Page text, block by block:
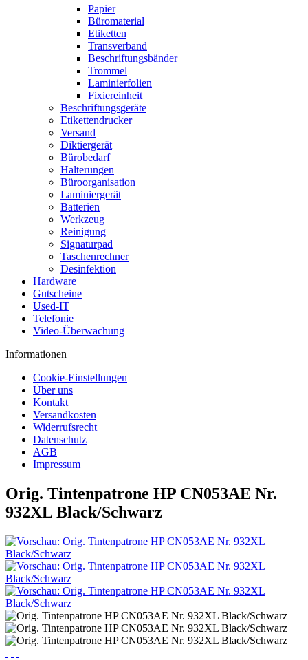
Papier
Büromaterial
Etiketten
Transverband
Beschriftungsbänder
Trommel
Laminierfolien
Fixiereinheit
Beschriftungsgeräte
Etikettendrucker
Versand
Diktiergerät
Bürobedarf
Halterungen
Büroorganisation
Laminiergerät
Batterien
Werkzeug
Reinigung
Signaturpad
Taschenrechner
Desinfektion
Hardware
Gutscheine
Used-IT
Telefonie
Video-Überwachung
Informationen
Cookie-Einstellungen
Über uns
Kontakt
Versandkosten
Widerrufsrecht
Datenschutz
AGB
Impressum
Orig. Tintenpatrone HP CN053AE Nr.
932XL Black/Schwarz